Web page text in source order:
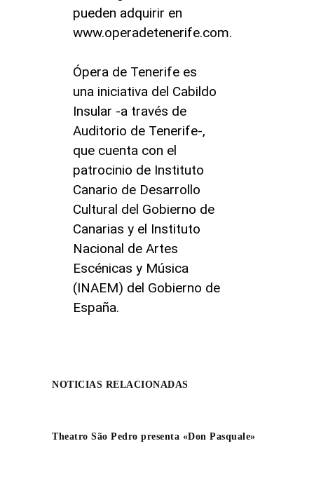
pueden adquirir en
www.operadetenerife.com.
Ópera de Tenerife es
una iniciativa del Cabildo
Insular -a través de
Auditorio de Tenerife-,
que cuenta con el
patrocinio de Instituto
Canario de Desarrollo
Cultural del Gobierno de
Canarias y el Instituto
Nacional de Artes
Escénicas y Música
(INAEM) del Gobierno de
España.
NOTICIAS RELACIONADAS
Theatro São Pedro presenta «Don Pasquale»